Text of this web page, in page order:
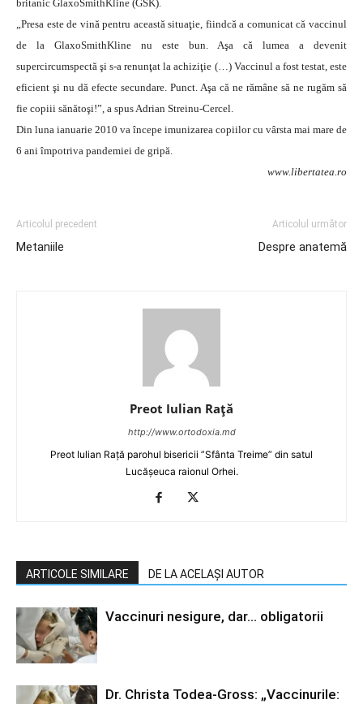
britanic GlaxoSmithKline (GSK).
„Presa este de vină pentru această situaţie, fiindcă a comunicat că vaccinul
de la GlaxoSmithKline nu este bun. Aşa că lumea a devenit
supercircumspectă şi s-a renunţat la achiziţie (…) Vaccinul a fost testat, este
eficient şi nu dă efecte secundare. Punct. Aşa că ne rămâne să ne rugăm să
fie copiii sănătoşi!”, a spus Adrian Streinu-Cercel.
Din luna ianuarie 2010 va începe imunizarea copiilor cu vârsta mai mare de
6 ani împotriva pandemiei de gripă.
www.libertatea.ro
Articolul precedent
Metaniile
Articolul următor
Despre anatemă
Preot Iulian Raţă
http://www.ortodoxia.md
Preot Iulian Rață parohul bisericii ”Sfânta Treime” din satul
Lucășeuca raionul Orhei.
ARTICOLE SIMILARE DE LA ACELAȘI AUTOR
Vaccinuri nesigure, dar… obligatorii
Dr. Christa Todea-Gross: „Vaccinurile: